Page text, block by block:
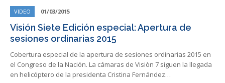
VIDEO 01/03/2015
Visión Siete Edición especial: Apertura de
sesiones ordinarias 2015
Cobertura especial de la apertura de sesiones ordinarias 2015 en
el Congreso de la Nación. La cámaras de Visiòn 7 siguen la llegada
en helicóptero de la presidenta Cristina Fernández…